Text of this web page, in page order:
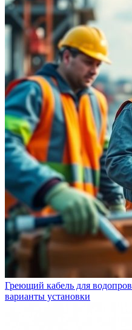
Греющий кабель для
варианты установки